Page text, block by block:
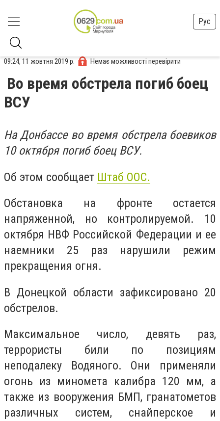
Рус
09:24, 11 жовтня 2019 р. Немає можливості перевірити
Во время обстрела погиб боец
ВСУ
На Донбассе во время обстрела боевиков
10 октября погиб боец ВСУ.
Об этом сообщает Штаб ООС.
Обстановка на фронте остается
напряженной, но контролируемой. 10
октября НВФ Российской Федерации и ее
наемники 25 раз нарушили режим
прекращения огня.
В Донецкой области зафиксировано 20
обстрелов.
Максимальное число, девять раз,
террористы били по позициям
неподалеку Водяного. Они применяли
огонь из миномета калибра 120 мм, а
также из вооружения БМП, гранатометов
различных систем, снайперское и